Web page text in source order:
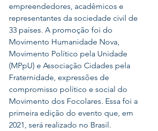
empreendedores, acadêmicos e
representantes da sociedade civil de
33 países. A promoção foi do
Movimento Humanidade Nova,
Movimento Político pela Unidade
(MPpU) e Associação Cidades pela
Fraternidade, expressões de
compromisso político e social do
Movimento dos Focolares. Essa foi a
primeira edição do evento que, em
2021, será realizado no Brasil.